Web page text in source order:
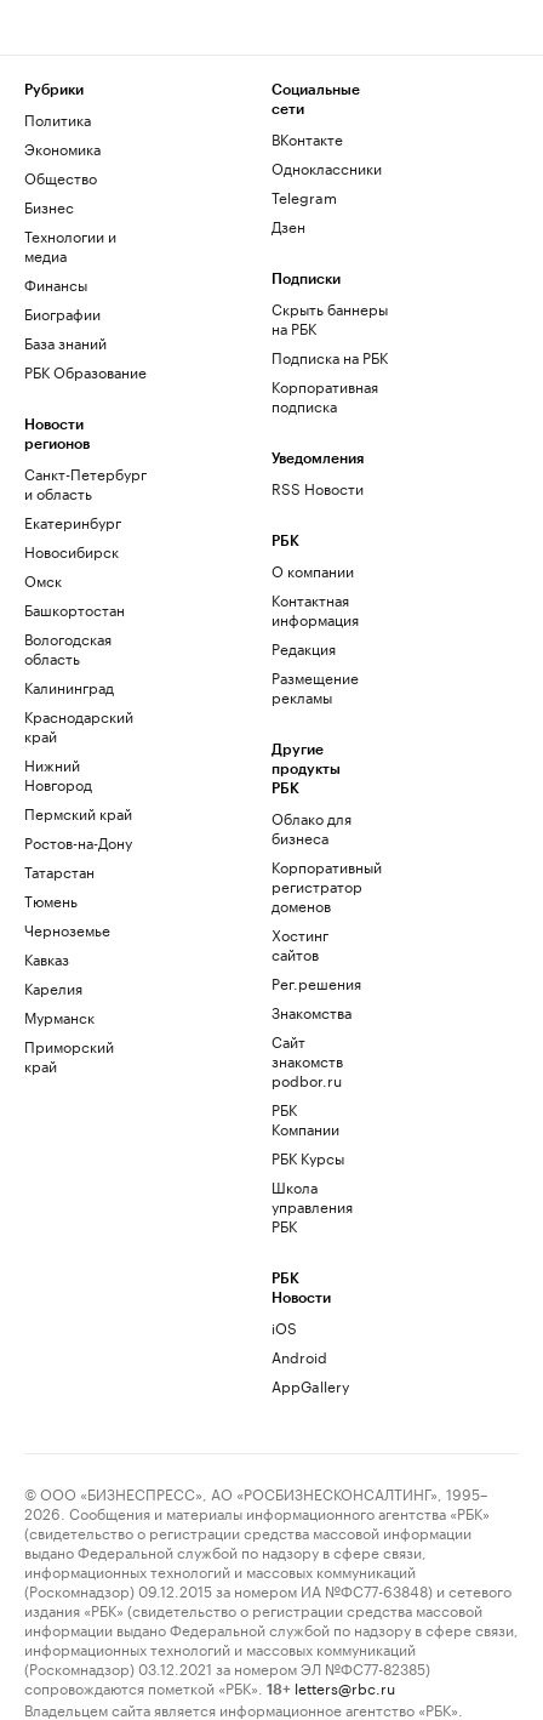
Рубрики
Политика
Экономика
Общество
Бизнес
Технологии и
медиа
Финансы
Биографии
База знаний
РБК Образование
Новости
регионов
Санкт-Петербург
и область
Екатеринбург
Новосибирск
Омск
Башкортостан
Вологодская
область
Калининград
Краснодарский
край
Нижний
Новгород
Пермский край
Ростов-на-Дону
Татарстан
Тюмень
Черноземье
Кавказ
Карелия
Мурманск
Приморский
край
Социальные
сети
ВКонтакте
Одноклассники
Telegram
Дзен
Подписки
Скрыть баннеры
на РБК
Подписка на РБК
Корпоративная
подписка
Уведомления
RSS Новости
РБК
О компании
Контактная
информация
Редакция
Размещение
рекламы
Другие
продукты
РБК
Облако для
бизнеса
Корпоративный
регистратор
доменов
Хостинг
сайтов
Рег.решения
Знакомства
Сайт
знакомств
podbor.ru
РБК
Компании
РБК Курсы
Школа
управления
РБК
РБК
Новости
iOS
Android
AppGallery
© ООО «БИЗНЕСПРЕСС», АО «РОСБИЗНЕСКОНСАЛТИНГ», 1995–
2026. Сообщения и материалы информационного агентства «РБК»
(свидетельство о регистрации средства массовой информации
выдано Федеральной службой по надзору в сфере связи,
информационных технологий и массовых коммуникаций
(Роскомнадзор) 09.12.2015 за номером ИА №ФС77-63848) и сетевого
издания «РБК» (свидетельство о регистрации средства массовой
информации выдано Федеральной службой по надзору в сфере связи,
информационных технологий и массовых коммуникаций
(Роскомнадзор) 03.12.2021 за номером ЭЛ №ФС77-82385)
сопровождаются пометкой «РБК».
18+ letters@rbc.ru
Владельцем сайта является информационное агентство «РБК».